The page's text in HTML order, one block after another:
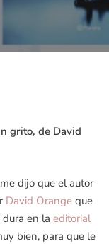
grito, de David
dijo que el autor
David Orange que
en la editorial
bien, para que le